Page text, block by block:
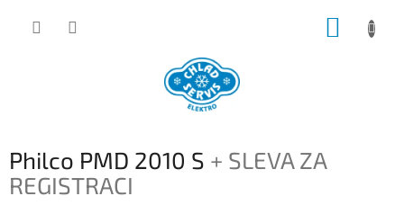
Philco PMD 2010 S + SLEVA ZA
REGISTRACI